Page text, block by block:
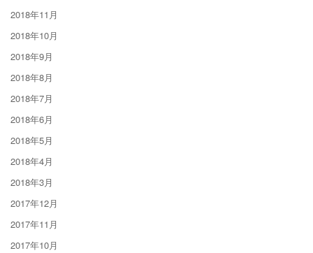
2018年11月
2018年10月
2018年9月
2018年8月
2018年7月
2018年6月
2018年5月
2018年4月
2018年3月
2017年12月
2017年11月
2017年10月